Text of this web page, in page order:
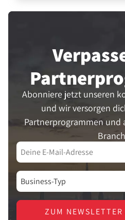
Abonniere jetzt unseren
und wir versorgen
Partnerprogrammen und
ZUM NEWSLETTER